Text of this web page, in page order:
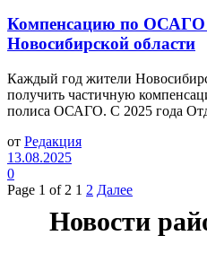
Компенсацию по ОСАГО
Новосибирской области
Каждый год жители
получить частичную
полиса ОСАГО. С 2025 года
от Редакция
13.08.2025
0
Page 1 of 2 1 2 Далее